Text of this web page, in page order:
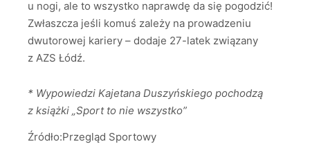
u nogi, ale to wszystko naprawdę da się pogodzić!
Zwłaszcza jeśli komuś zależy na prowadzeniu
dwutorowej kariery – dodaje 27-latek związany
z AZS Łódź.
* Wypowiedzi Kajetana Duszyńskiego pochodzą
z książki „Sport to nie wszystko”
Źródło:Przegląd Sportowy